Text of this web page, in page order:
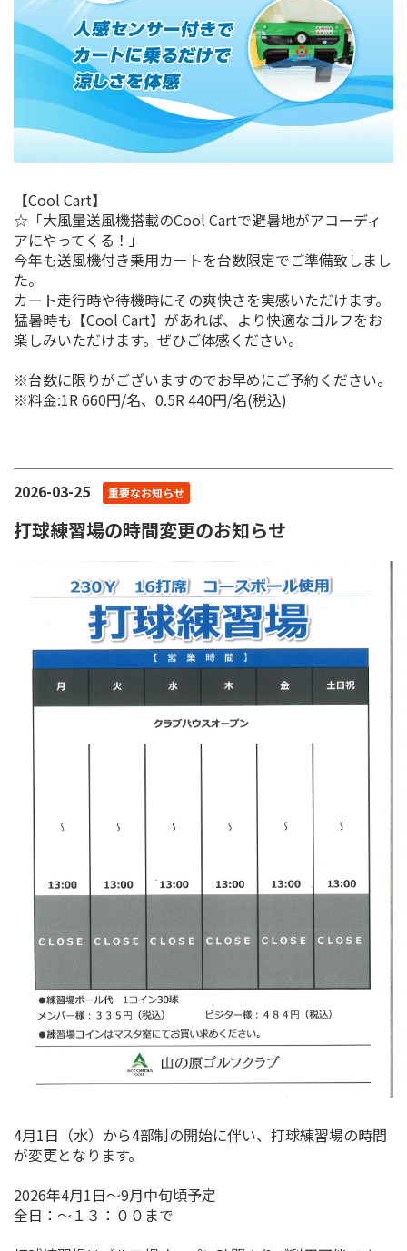
【Cool Cart】
☆「大風量送風機搭載のCool Cartで避暑地がアコーディ
アにやってくる！」
今年も送風機付き乗用カートを台数限定でご準備致しまし
た。
カート走行時や待機時にその爽快さを実感いただけます。
猛暑時も【Cool Cart】があれば、より快適なゴルフをお
楽しみいただけます。ぜひご体感ください。
※台数に限りがございますのでお早めにご予約ください。
※料金:1R 660円/名、0.5R 440円/名(税込)
2026-03-25 重要なお知らせ
打球練習場の時間変更のお知らせ
4月1日（水）から4部制の開始に伴い、打球練習場の時間
が変更となります。
2026年4月1日～9月中旬頃予定
全日：～１３：００まで